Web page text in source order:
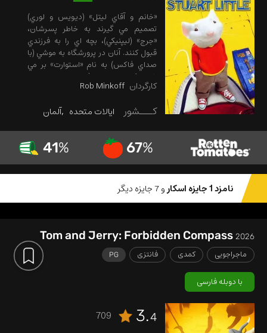
«خانم و آقاي ليتل» (ديويس و لوري)
تصميم مي گيرند به خاطر پسرشان،
«جرج» (ليپنيکي)، بچه اي را به فرزندي
قبول کنند. آنان در پرورشگاه به موشي (با
صداي فاکس) به نام «استوارت» بر مي
خورند که مي تواند حرف بزند، راست راست
راه برود، لباس تنش کند و تقريبا هر کاري
کارگردان Rob Minkoff
کـــشور ایالات متحده آلمان
67%
41%
نامزد 1 جایزه اسکار و 7 جایزه دیگر
Tom and Jerry: Forbidden Compass2026
ماجراجویی کمدی فانتزی PG
با دوبله فارسی
3.4
709